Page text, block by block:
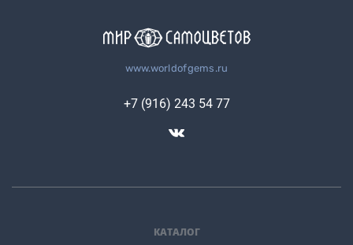
www.worldofgems.ru
КАТАЛОГ
+7 (916) 243 54 77